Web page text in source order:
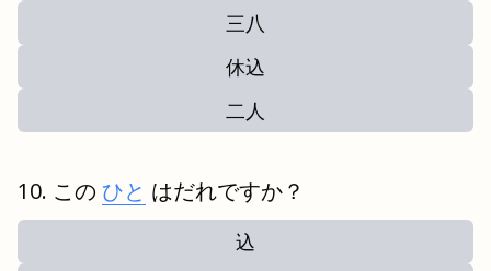
三八
休込
二人
この ひと はだれですか？
込